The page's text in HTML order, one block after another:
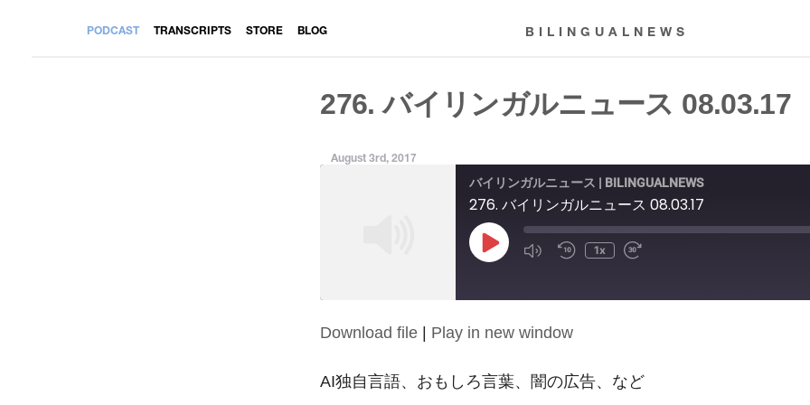
PODCAST TRANSCRIPTS STORE BLOG BILINGUALNEWS
276. バイリンガルニュース 08.03.17
August 3rd, 2017
バイリンガルニュース | BILINGUALNEWS
276. バイリンガルニュース 08.03.17
Play
Episode
1x
SHARE
LINK
Download file | Play in new window
AI独自言語、おもしろ言葉、闇の広告、など